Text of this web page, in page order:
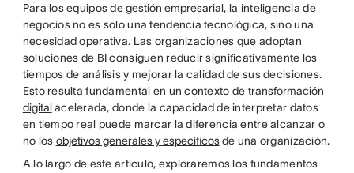
Para los equipos degestión empresarial, la inteligencia de
negocios no es solo una tendencia tecnológica, sino una
necesidad operativa. Las organizaciones que adoptan
soluciones de BI consiguen reducir significativamente los
tiempos de análisis y mejorar la calidad de sus decisiones.
Esto resulta fundamental en un contexto de transformación
digitalacelerada, donde la capacidad de interpretar datos
en tiempo real puede marcar la diferencia entre alcanzar o
no los objetivos generales y específicosde una organización.
A lo largo de este artículo, exploraremos los fundamentos